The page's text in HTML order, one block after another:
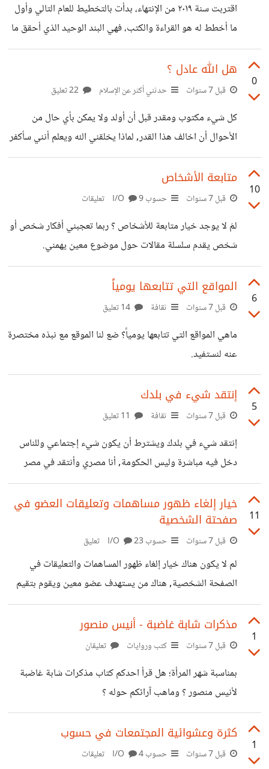
اقتربت سنة ٢٠١٩ من الإنتهاء، بدأت بالتخطيط للعام التالي وأول
ما أخطط له هو القراءة والكتب، فهي البند الوحيد الذي أحقق ما
خططت له فيه كل عام. لذلك أقترح لي كتاب ترى أنه مهم وسبب
العام المقبل؟
0
هل الله عادل ؟
قبل 7 سنوات حدثني أكثر عن الإسلام
كل شيء مكتوب ومقدر قبل أن أولد ولا يمكن بأي حال من
الأحوال أن اخالف هذا القدر, لماذا يخلقني الله ويعلم أنني سأكفر
به ثم يعذبني في النار ؟ هناك إجابة شائعة على هذا السؤال وهي
أن معرفة الله بشيء لا تعني أنه أجبرك عليه, ولكن هذا خطأ لأنه
طالما كتب قدري مهما حدث لن أخالفه لأن الله خلق كل شيء
سعيد قبل أن يولد. الرجاء عدم نسخ
10
متابعة الأشخاص
قبل 7 سنوات حسوب I/O9 تعليقات
لمَ لا يوجد خيار متابعة للأشخاص ؟ ربما تعجبني أفكار شخص أو
شخص يقدم سلسلة مقالات حول موضوع معين يهمني.
6
المواقع التي تتابعها يومياً
قبل 7 سنوات ثقافة
ماهي المواقع التي تتابعها يومياً؟ ضع لنا الموقع مع نبذه مختصرة
عنه لنستفيد.
5
إنتقد شيء في بلدك
قبل 7 سنوات ثقافة
إنتقد شيء في بلدك ويشترط أن يكون شيء إجتماعي وللناس
دخل فيه مباشرة وليس الحكومة, أنا مصري وأنتقد في مصر
التمسك بعادات وتقاليد الزواج الذي تكلف كثيراً بدون فائدة
حقيقية.
11
خيار إلغاء ظهور مساهمات وتعليقات العضو في
صفحتة الشخصية
قبل 7 سنوات حسوب I/O 23 تعليق
لم لا يكون هناك خيار إلغاء ظهور المساهمات والتعليقات في
الصفحة الشخصية, هناك من يستهدف عضو معين ويقوم بتقيم
عدد من مشاركاته بالسالب كل فترة, وبعض الأشخاص يأخذ فكرة
مسبقه قبل النقاش من المساهمات القديمة للشخص الذي يناقشه
ويحكم عليه, ولاشك أننا نتطور مع السنين وبعض الأعضاء
في الإقتراح وماهي مميزات وعيوب ظهور المشاركات في صفحة
العضو؟
1
مذكرات شابة غاضبة - أنيس منصور
قبل 7 سنوات كتب وروايات تعليقان
بمناسبة شهر المرأة؛ هل قرأ احدكم كتاب مذكرات شابة غاضبة
لأنيس منصور ؟ وماهب آرائكم حوله ؟
1
كثرة وعشوائية المجتمعات في حسوب
قبل 7 سنوات حسوب I/O4 تعليقات